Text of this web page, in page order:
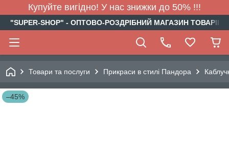
Купуйте вигідно! У нас знижки до 50% !!!
"SUPER-SHOP" - ОПТОВО-РОЗДРІБНИЙ МАГАЗИН
Товари та послуги Прикраси в стилі Пандора
–45%